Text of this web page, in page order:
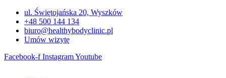
Przejdź
treści
ul. Świętojańska 20, Wyszków
+48 500 144 134
biuro@healthybodyclinic.pl
Umów wizytę
Facebook-f InstagramYoutube